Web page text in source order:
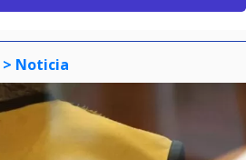
> Noticia